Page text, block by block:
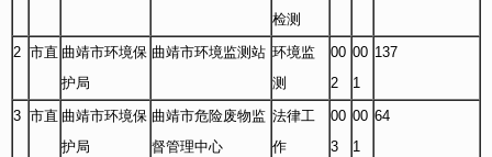
检测
2 市直 曲靖市环境保
护局
曲靖市环境监测站 环境监
测
00
2
00
1
137
3 市直 曲靖市环境保
护局
曲靖市危险废物监
督管理中心
法律工
作
00
3
00
1
64